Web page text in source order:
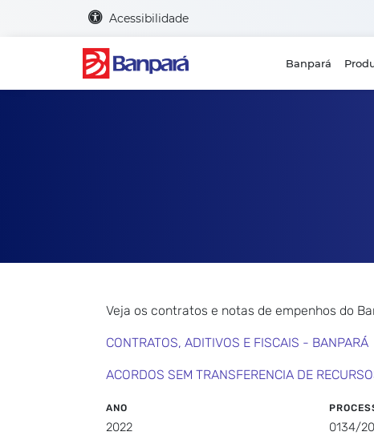
Acessibilidade
Banpará
Veja os contratos e notas de empenhos do
CONTRATOS, ADITIVOS E FISCAIS - BANPARÁ
ACORDOS SEM TRANSFERENCIA DE
ANO
2022 0134/